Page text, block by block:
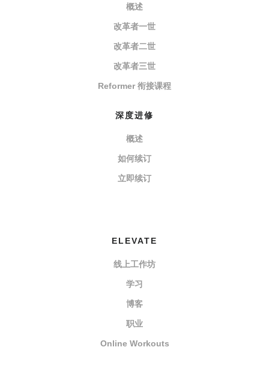
概述
改革者一世
改革者二世
改革者三世
Reformer 衔接课程
深度进修
概述
如何续订
立即续订
ELEVATE
线上工作坊
学习
博客
职业
Online Workouts